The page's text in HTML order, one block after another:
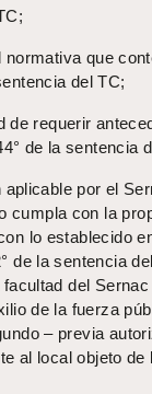
que
del TC;
de requerir
de la sentencia
por el
cumpla con la
lo establecido
de la sentencia
del Sernac
de la fuerza
– previa
al local objeto de